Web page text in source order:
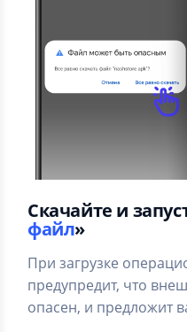
Скачайте и
файл»
При загрузке
предупредит, что
опасен, и предложит